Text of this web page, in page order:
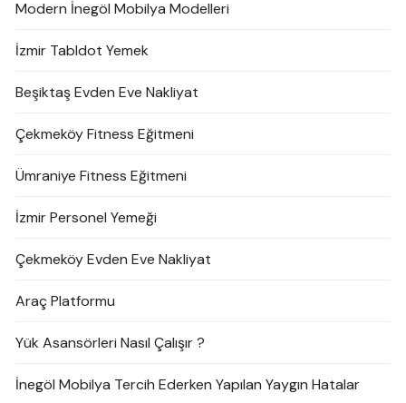
Modern İnegöl Mobilya Modelleri
İzmir Tabldot Yemek
Beşiktaş Evden Eve Nakliyat
Çekmeköy Fitness Eğitmeni
Ümraniye Fitness Eğitmeni
İzmir Personel Yemeği
Çekmeköy Evden Eve Nakliyat
Araç Platformu
Yük Asansörleri Nasıl Çalışır ?
İnegöl Mobilya Tercih Ederken Yapılan Yaygın Hatalar